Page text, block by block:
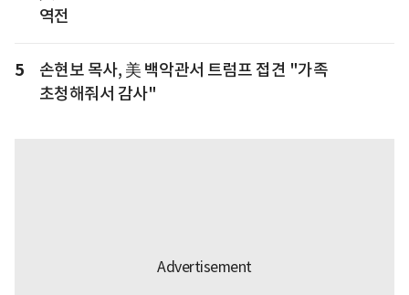
역전
5
손현보 목사, 美 백악관서 트럼프 접견 "가족
초청해줘서 감사"